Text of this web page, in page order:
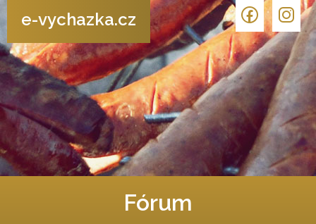
e-vychazka.cz
Fórum